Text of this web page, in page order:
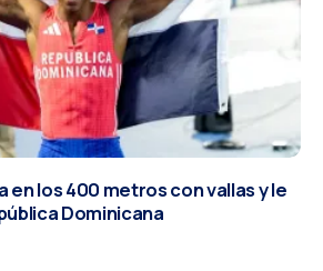
en los 400 metros con vallas y le
Dominicana